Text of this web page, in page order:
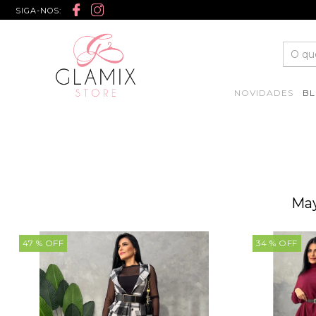
SIGA-NOS:
NOVIDADES
47 % OFF 34 % OFF